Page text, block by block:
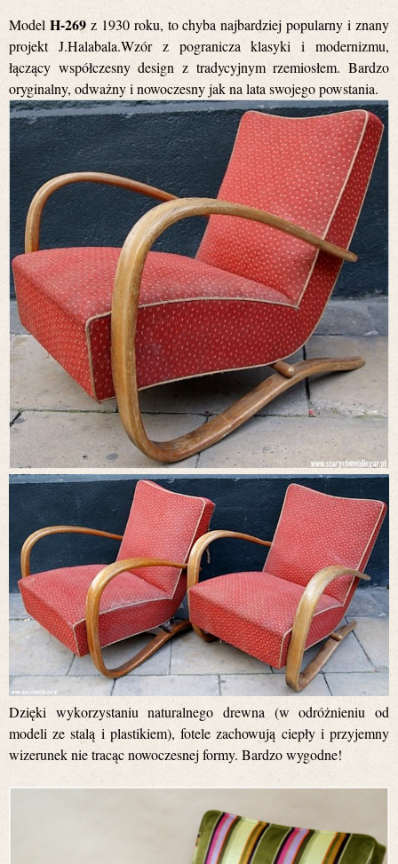
Model H-269z 1930 roku, to chyba najbardziej popularny i znany
projekt J.Halabala.Wzór z pogranicza klasyki i modernizmu,
łączący współczesny design z tradycyjnym rzemiosłem. Bardzo
oryginalny, odważny i nowoczesny jak na lata swojego powstania.
Dzięki wykorzystaniu naturalnego drewna (w odróżnieniu od
modeli ze stalą i plastikiem), fotele zachowują ciepły i przyjemny
wizerunek nie tracąc nowoczesnej formy. Bardzo wygodne!